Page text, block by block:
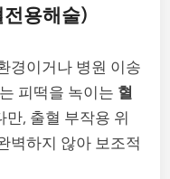
전용해술)
경이거나 병원 이송
피떡을 녹이는 혈
만, 출혈 부작용 위
벽하지 않아 보조적